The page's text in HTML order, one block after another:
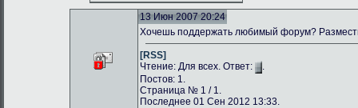
13 Июн 2007 20:24
Хочешь поддержать любимый форум?
[RSS]
Чтение: Для всех. Ответ:
.
Постов: 1.
Страница № 1 / 1.
Последнее 01 Сен 2012 13:33.